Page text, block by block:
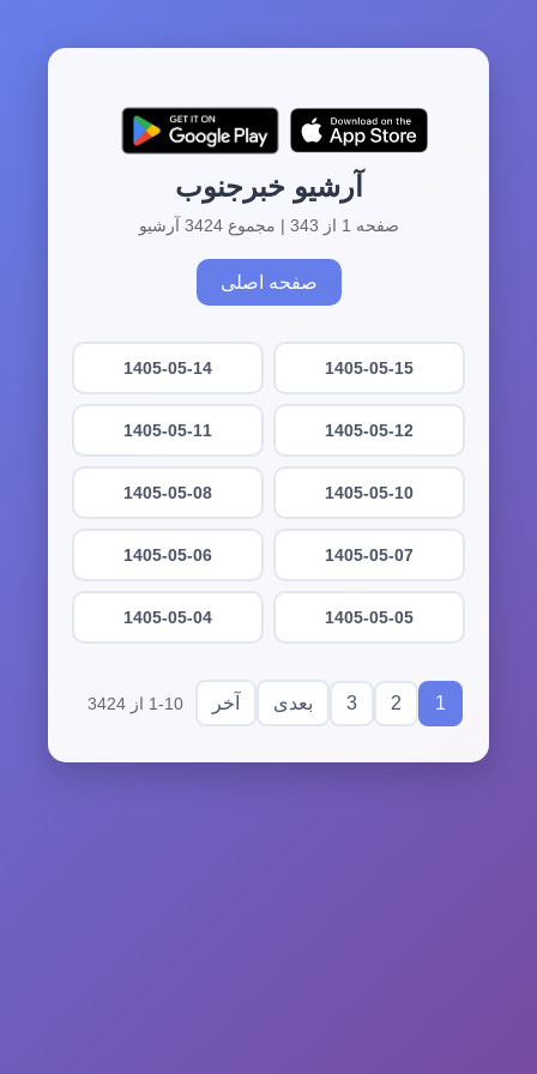
آرشیو خبرجنوب
صفحه 1 از 343 | مجموع 3424 آرشیو
صفحه اصلی
1405-05-15
1405-05-14
1405-05-12
1405-05-11
1405-05-10
1405-05-08
1405-05-07
1405-05-06
1405-05-05
1405-05-04
1
2
3 بعدی آخر 1-10 از 3424